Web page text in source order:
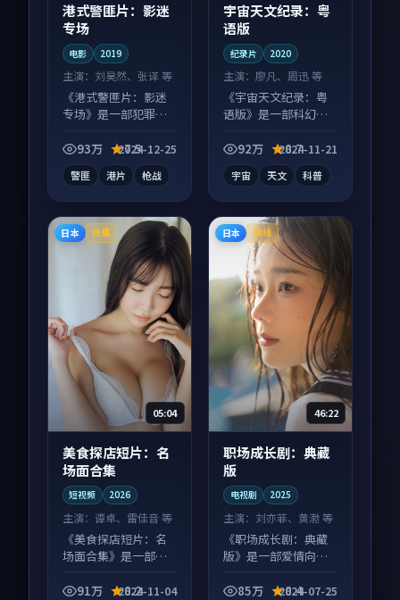
港式警匪片：影迷
专场
电影 2019
主演： 刘昊然、张译 等
《港式警匪片：影迷
专场》是一部犯罪向
信息量大，适合沉浸
93万 7.5
2024-12-25
警匪 港片 枪战
宇宙天文纪录：粤
语版
纪录片 2020
主演：廖凡、周迅 等
《宇宙天文纪录：粤
语版》是一部科幻向
续发酵，适合周末一
92万 8.7
2024-11-21
宇宙 天文 科普
日本 独播
05:04
美食探店短片：名
场面合集
短视频 2026
主演： 谭卓、雷佳音 等
《美食探店短片：名
场面合集》是一部喜
碑持续发酵，适合周
91万 8.2
2024-11-04
日本 院线
46:22
职场成长剧：典藏
版
电视剧 2025
主演： 刘亦菲、黄渤 等
《职场成长剧：典藏
版》是一部爱情向电
长为内核，情感戏份
85万 8.4
2024-07-25